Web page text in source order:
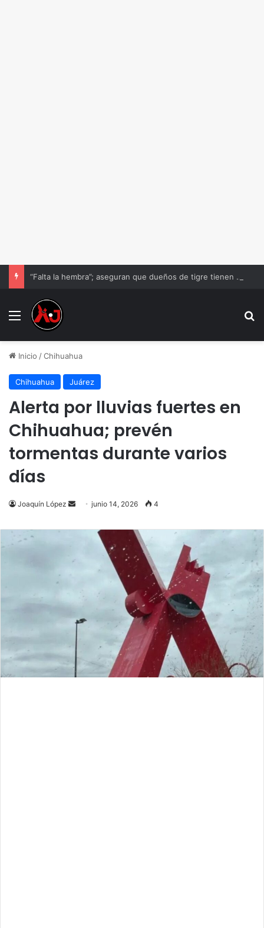
“Falta la hembra”; aseguran que dueños de tigre tienen otro ejemplar
Menu
Inicio /Chihuahua
Chihuahua Juárez
Alerta por lluvias fuertes en
Chihuahua; prevén
tormentas durante varios
días
Joaquín López
Send
email
junio 14, 2026 4